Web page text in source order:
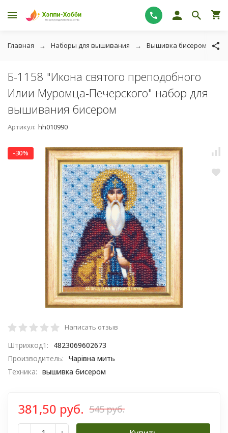
Главная Наборы для вышивания Вышивка бисером
Б-1158 "Икона святого преподобного
Илии Муромца-Печерского" набор для
вышивания бисером
Артикул: hh010990
-30%
Написать отзыв
Штрихкод1:
4823069602673
Производитель: Чарiвна мить
Техника: вышивка бисером
381,50 руб. 545 руб.